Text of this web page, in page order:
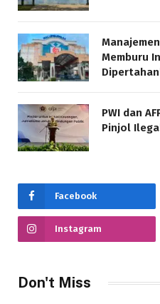
Memburu
PWI dan
Pinjol
Facebook
Instagram
Don't Miss